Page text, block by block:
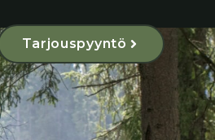
Tarjouspyyntö